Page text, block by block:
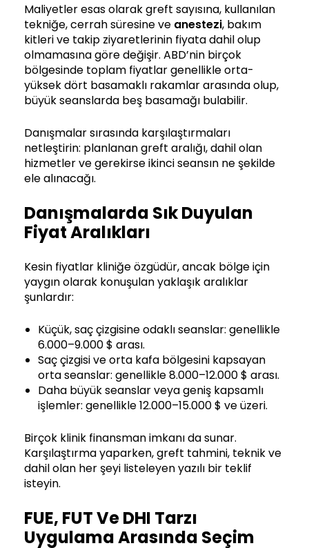
Maliyetler esas olarak greft sayısına, kullanılan
tekniğe, cerrah süresine ve anestezi, bakım
kitleri ve takip ziyaretlerinin fiyata dahil olup
olmamasına göre değişir. ABD’nin birçok
bölgesinde toplam fiyatlar genellikle orta-
yüksek dört basamaklı rakamlar arasında olup,
büyük seanslarda beş basamağı bulabilir.
Danışmalar sırasında karşılaştırmaları
netleştirin: planlanan greft aralığı, dahil olan
hizmetler ve gerekirse ikinci seansın ne şekilde
ele alınacağı.
Danışmalarda Sık Duyulan
Fiyat Aralıkları
Kesin fiyatlar kliniğe özgüdür, ancak bölge için
yaygın olarak konuşulan yaklaşık aralıklar
şunlardır:
Küçük, saç çizgisine odaklı seanslar: genellikle
6.000–9.000 $ arası.
Saç çizgisi ve orta kafa bölgesini kapsayan
orta seanslar: genellikle 8.000–12.000 $ arası.
Daha büyük seanslar veya geniş kapsamlı
işlemler: genellikle 12.000–15.000 $ ve üzeri.
Birçok klinik finansman imkanı da sunar.
Karşılaştırma yaparken, greft tahmini, teknik ve
dahil olan her şeyi listeleyen yazılı bir teklif
isteyin.
FUE, FUT Ve DHI Tarzı
Uygulama Arasında Seçim